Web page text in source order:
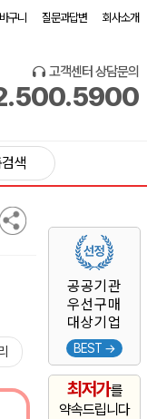
구니 질문과답변 회사소개
고객센터 상담문의
공공기관
우선구매
대상기업
BEST →
최저가를
약속드립니다
색